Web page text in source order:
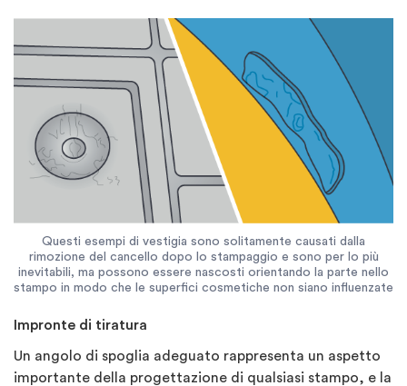
Questi esempi di vestigia sono solitamente causati dalla
rimozione del cancello dopo lo stampaggio e sono per lo più
inevitabili, ma possono essere nascosti orientando la parte nello
stampo in modo che le superfici cosmetiche non siano influenzate
Impronte di tiratura
Un angolo di spoglia adeguato rappresenta un aspetto
importante della progettazione di qualsiasi stampo, e la